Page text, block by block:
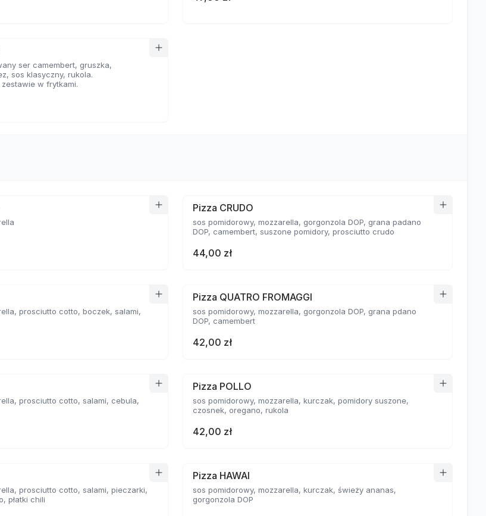
ser camembert, gruszka,
sos klasyczny, rukola.
w frytkami.
Pizza CRUDO
sos pomidorowy, mozzarella, gorgonzola DOP, grana padano
DOP, camembert, suszone pomidory, prosciutto crudo
44,00 zł
prosciutto cotto, boczek, salami,
Pizza QUATRO FROMAGGI
sos pomidorowy, mozzarella, gorgonzola DOP, grana pdano
DOP, camembert
42,00 zł
prosciutto cotto, salami, cebula,
Pizza POLLO
sos pomidorowy, mozzarella, kurczak, pomidory suszone,
czosnek, oregano, rukola
42,00 zł
prosciutto cotto, salami, pieczarki,
płatki chili
Pizza HAWAI
sos pomidorowy, mozzarella, kurczak, świeży ananas,
gorgonzola DOP